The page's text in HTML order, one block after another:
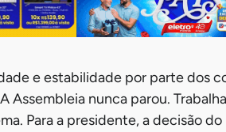
e estabilidade por parte dos
Assembleia nunca parou.
Para a presidente, a decisão